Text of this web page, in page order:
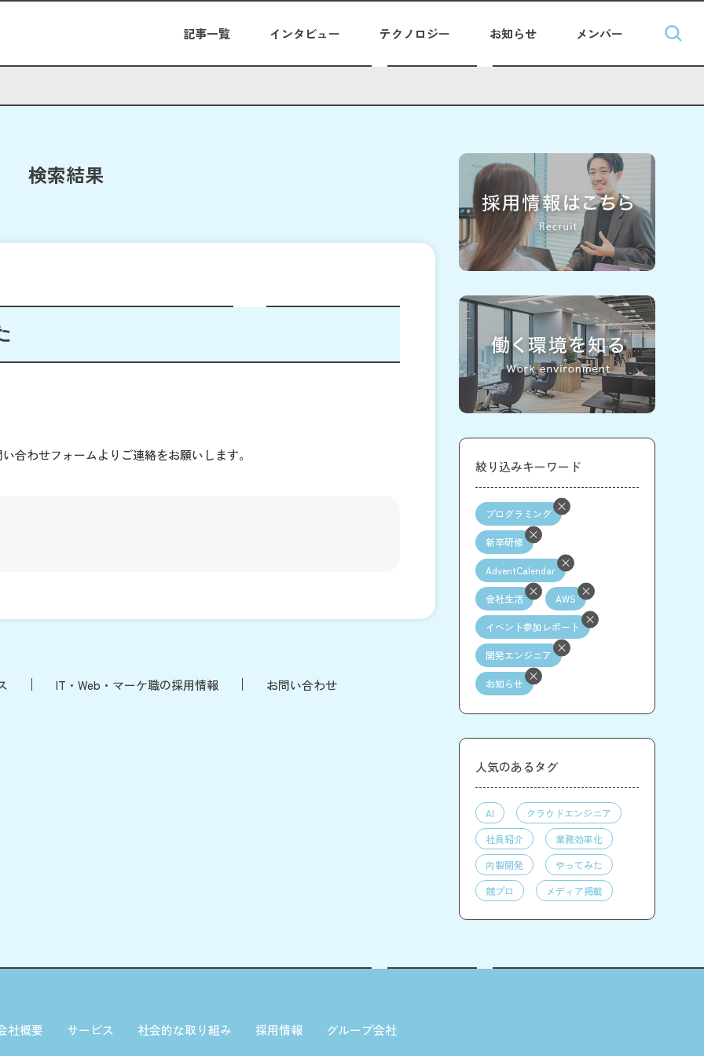
記事一覧 インタビュー テクノロジー お知らせ メンバー
検索結果
合わせフォームよりご連絡をお願いします。
IT・Web・マーケ職の採用情報 お問い合わせ
絞り込みキーワード
プログラミング
新卒研修
AdventCalendar
会社生活 AWS
イベント参加レポート
開発エンジニア
お知らせ
人気のあるタグ
AI
クラウドエンジニア
社員紹介
業務効率化
内製開発
やってみた
競プロ
メディア掲載
社概要 サービス 社会的な取り組み 採用情報
グループ会社